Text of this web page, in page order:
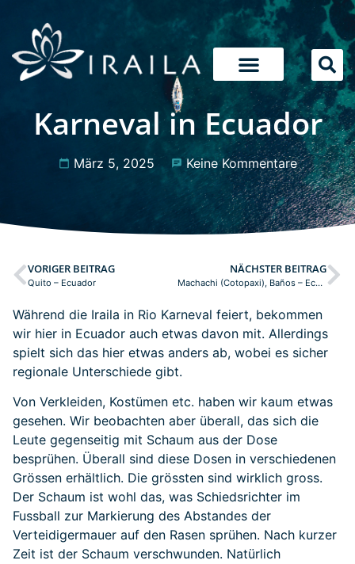
Karneval in Ecuador
März 5, 2025 Keine Kommentare
VORIGER BEITRAG
Quito – Ecuador
NÄCHSTER BEITRAG
Machachi (Cotopaxi), Baños – Ecuador
Während die Iraila in Rio Karneval feiert, bekommen
wir hier in Ecuador auch etwas davon mit. Allerdings
spielt sich das hier etwas anders ab, wobei es sicher
regionale Unterschiede gibt.
Von Verkleiden, Kostümen etc. haben wir kaum etwas
gesehen. Wir beobachten aber überall, das sich die
Leute gegenseitig mit Schaum aus der Dose
besprühen. Überall sind diese Dosen in verschiedenen
Grössen erhältlich. Die grössten sind wirklich gross.
Der Schaum ist wohl das, was Schiedsrichter im
Fussball zur Markierung des Abstandes der
Verteidigermauer auf den Rasen sprühen. Nach kurzer
Zeit ist der Schaum verschwunden. Natürlich